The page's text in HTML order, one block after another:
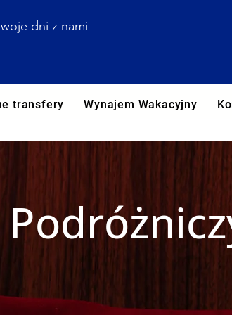
dni z nami
transfery Wynajem Wakacyjny